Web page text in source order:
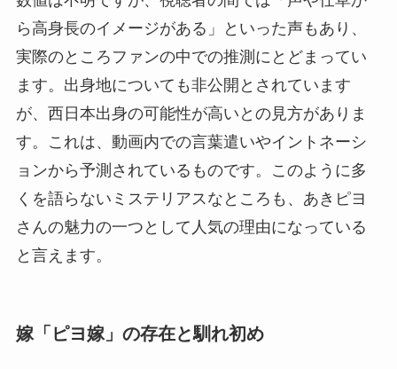
ら高身長のイメージがある」といった声もあり、
実際のところファンの中での推測にとどまってい
ます。出身地についても非公開とされています
が、西日本出身の可能性が高いとの見方がありま
す。これは、動画内での言葉遣いやイントネーシ
ョンから予測されているものです。このように多
くを語らないミステリアスなところも、あきピヨ
さんの魅力の一つとして人気の理由になっている
と言えます。
嫁「ピヨ嫁」の存在と馴れ初め